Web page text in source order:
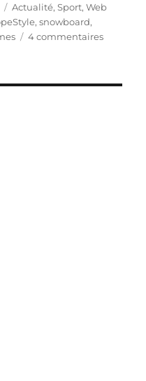
Catégories
Actualité,Sport,Web
,snowboard,
4 commentairessur